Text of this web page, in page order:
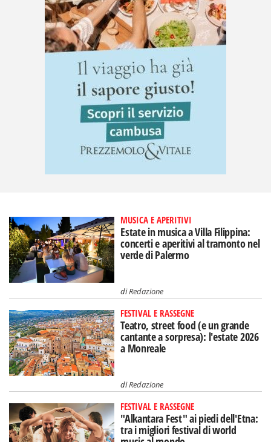
MUSICA E APERITIVI
Estate in musica a Villa Filippina:
concerti e aperitivi al tramonto nel
verde di Palermo
diRedazione
FESTIVAL E RASSEGNE
Teatro, street food (e un grande
cantante a sorpresa): l'estate 2026
a Monreale
diRedazione
FESTIVAL E RASSEGNE
"Alkantara Fest" ai piedi dell'Etna:
tra i migliori festival di world